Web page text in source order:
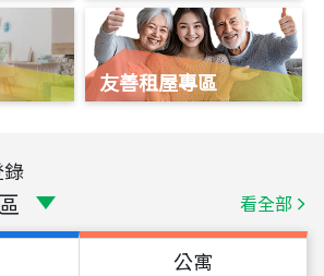
友善租屋專區
看全部
公寓